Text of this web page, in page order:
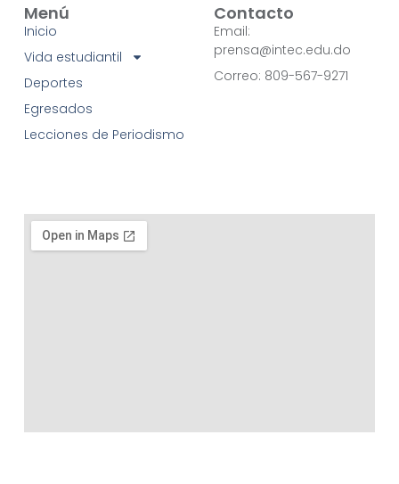
Menú
Inicio
Vida estudiantil
Deportes
Egresados
Lecciones de Periodismo
Contacto
Email:
prensa@intec.edu.do
Correo: 809-567-9271